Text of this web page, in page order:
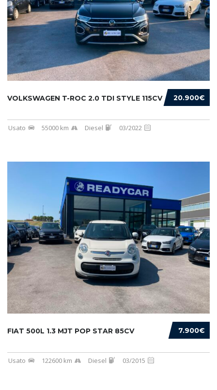
20.900€
VOLKSWAGEN T-ROC 2.0 TDI STYLE 115CV
Usato 55000 km Diesel 03/2022
7.900€
FIAT 500L 1.3 MJT POP STAR 85CV
Usato 122600 km Diesel 03/2015